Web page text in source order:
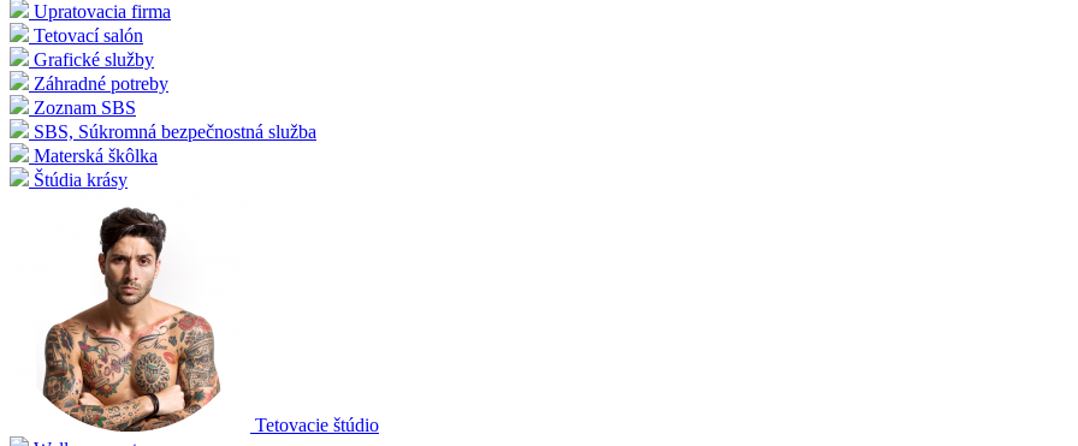
Upratovacia firma
Tetovací salón
Grafické služby
Záhradné potreby
Zoznam SBS
SBS, Súkromná bezpečnostná služba
Materská škôlka
Štúdia krásy
Tetovacie štúdio